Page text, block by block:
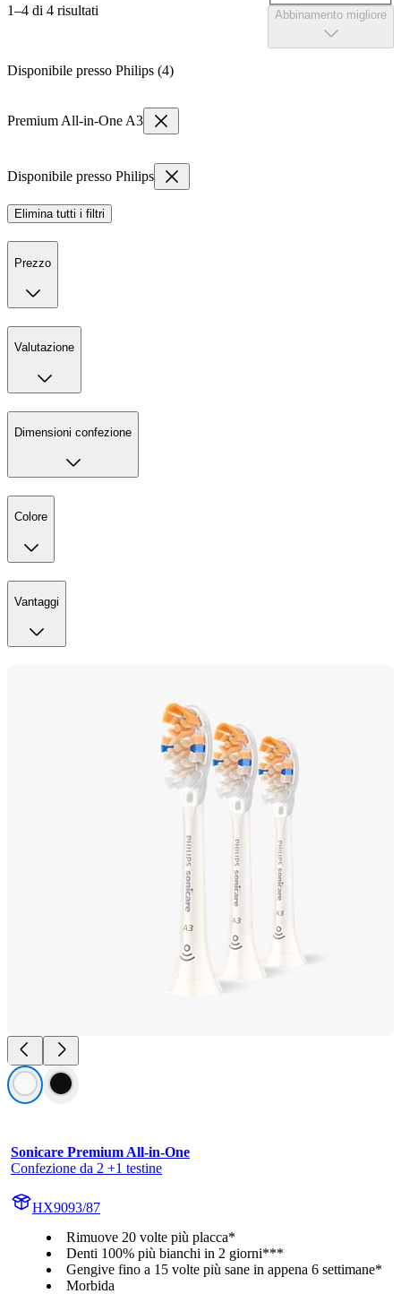
1–4 di 4 risultati Abbinamento migliore
Disponibile presso Philips (4)
Premium All-in-One A3
Disponibile presso Philips
Elimina tutti i filtri
Prezzo
Valutazione
Dimensioni confezione
Colore
Vantaggi
Sonicare Premium All-in-One
Confezione da 2 +1 testine
HX9093/87
Rimuove 20 volte più placca*
Denti 100% più bianchi in 2 giorni***
Gengive fino a 15 volte più sane in appena 6 settimane*
Morbida